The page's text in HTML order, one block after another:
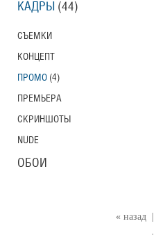
« назад
КАДРЫ (44)
СЪЕМКИ
КОНЦЕПТ
ПРОМО (4)
ПРЕМЬЕРА
СКРИНШОТЫ
NUDE
ОБОИ